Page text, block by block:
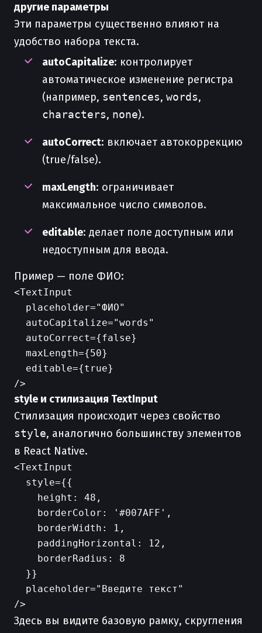
другие параметры
Эти параметры существенно влияют на
удобство набора текста.
autoCapitalize: контролирует
автоматическое изменение регистра
(например, sentences, words,
characters, none).
autoCorrect: включает автокоррекцию
(true/false).
maxLength: ограничивает
максимальное число символов.
editable: делает поле доступным или
недоступным для ввода.
Пример — поле ФИО:
<TextInput
  placeholder="ФИО"
  autoCapitalize="words"
  autoCorrect={false}
  maxLength={50}
  editable={true}
style и стилизация TextInput
Cтилизация происходит через свойство
style, аналогично большинству элементов
в React Native.
<TextInput
  style={{
    height: 48,
    borderColor: '#007AFF',
    borderWidth: 1,
    paddingHorizontal: 12,
    borderRadius: 8
  }}
  placeholder="Введите текст"
Здесь вы видите базовую рамку, скругления